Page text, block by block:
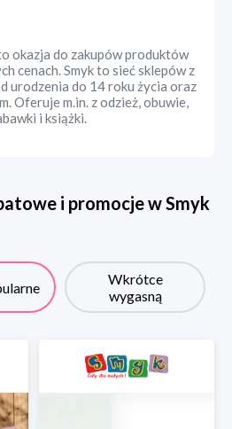
okazja do zakupów produktów
cenach. Smyk to sieć sklepów z
urodzenia do 14 roku życia oraz
Oferuje m.in. z odzież, obuwie,
i książki.
i promocje wSmyk
Wkrótce
wygasną